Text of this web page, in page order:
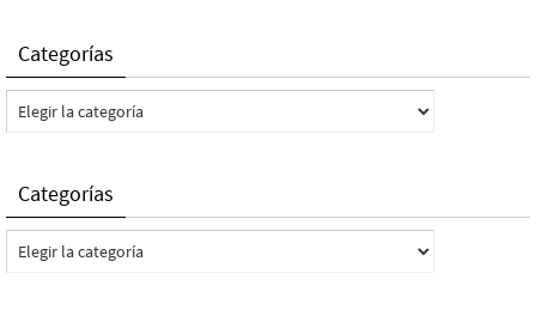
Categorías
Categorías
Categorías
Categorías